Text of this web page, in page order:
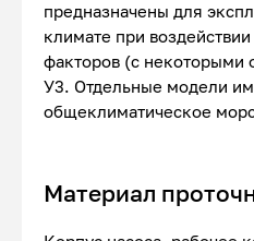
предназначены для
климате при
факторов (с некоторыми
У3. Отдельные модели
общеклиматическое
Материал